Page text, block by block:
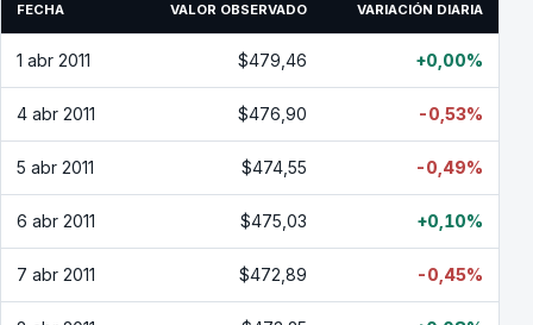
FECHA VALOR OBSERVADO VARIACIÓN DIARIA
1 abr 2011 $479,46 +0,00%
4 abr 2011 $476,90 -0,53%
5 abr 2011 $474,55 -0,49%
6 abr 2011 $475,03 +0,10%
7 abr 2011 $472,89 -0,45%